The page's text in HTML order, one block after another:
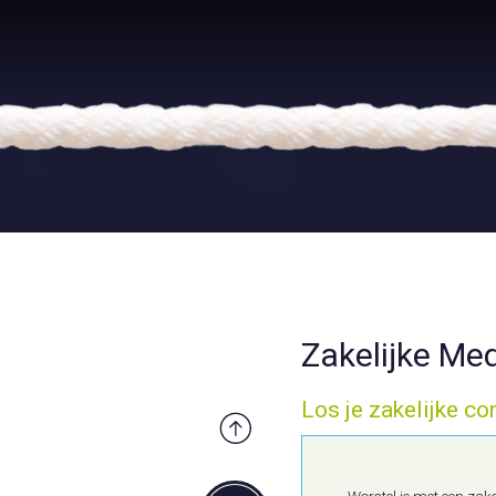
Zakelijke
Los je zakelijke